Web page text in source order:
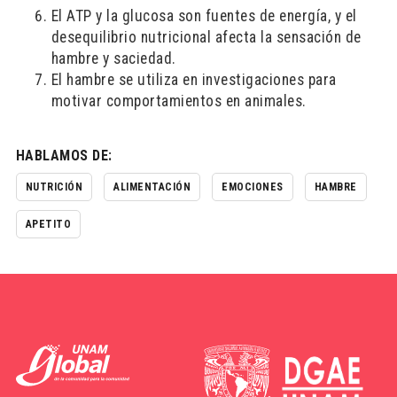
El ATP y la glucosa son fuentes de energía, y el
desequilibrio nutricional afecta la sensación de
hambre y saciedad.
El hambre se utiliza en investigaciones para
motivar comportamientos en animales.
HABLAMOS DE:
NUTRICIÓN ALIMENTACIÓN EMOCIONES HAMBRE
APETITO